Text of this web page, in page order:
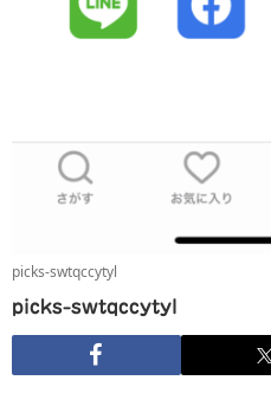
picks-swtqccytyl
picks-swtqccytyl